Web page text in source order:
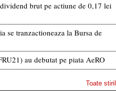
brut pe actiune de 0,17 lei
se tranzactioneaza la Bursa de
au debutat pe piata AeRO
Toate